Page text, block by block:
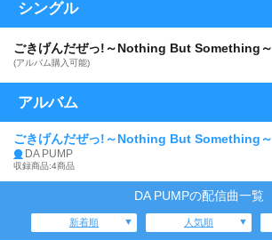
シングル
ごきげんだぜっ!～Nothing But Something～
(アルバム購入可能)
アルバム
ごきげんだぜっ!～Nothing But Something～
DA PUMP
収録商品:4商品
DA PUMPの配信曲一覧
新着順 人気順